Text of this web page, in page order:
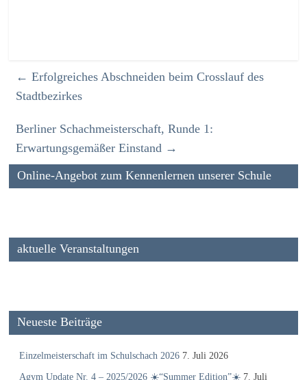
← Erfolgreiches Abschneiden beim Crosslauf des
Stadtbezirkes
Berliner Schachmeisterschaft, Runde 1:
Erwartungsgemäßer Einstand →
Online-Angebot zum Kennenlernen unserer Schule
aktuelle Veranstaltungen
Neueste Beiträge
Einzelmeisterschaft im Schulschach 2026 7. Juli 2026
Agym Update Nr. 4 – 2025/2026 ☀️“Summer Edition”☀️ 7. Juli